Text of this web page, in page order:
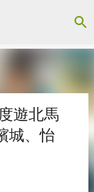
遊北馬
城、怡